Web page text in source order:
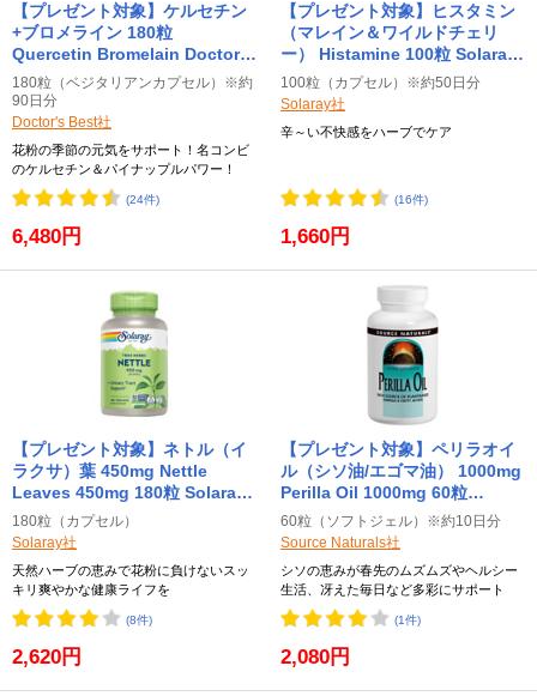
【プレゼント対象】ケルセチン
+ブロメライン 180粒
Quercetin Bromelain Doctor's
Best ドクターズベスト
180粒（ベジタリアンカプセル）※約
90日分
Doctor's Best社
花粉の季節の元気をサポート！名コンビ
のケルセチン＆パイナップルパワー！
(24件)
6,480円
【プレゼント対象】ヒスタミン
（マレイン＆ワイルドチェリ
ー） Histamine 100粒 Solaray
ソラレー
100粒（カプセル）※約50日分
Solaray社
辛～い不快感をハーブでケア
(16件)
1,660円
【プレゼント対象】ネトル（イ
ラクサ）葉 450mg Nettle
Leaves 450mg 180粒 Solaray
ソラレー
180粒（カプセル）
Solaray社
天然ハーブの恵みで花粉に負けないスッ
キリ爽やかな健康ライフを
(8件)
2,620円
【プレゼント対象】ペリラオイ
ル（シソ油/エゴマ油） 1000mg
Perilla Oil 1000mg 60粒
Source Naturals ソースナチュ
ラルズ
60粒（ソフトジェル）※約10日分
Source Naturals社
シソの恵みが春先のムズムズやヘルシー
生活、冴えた毎日など多彩にサポート
(1件)
2,080円